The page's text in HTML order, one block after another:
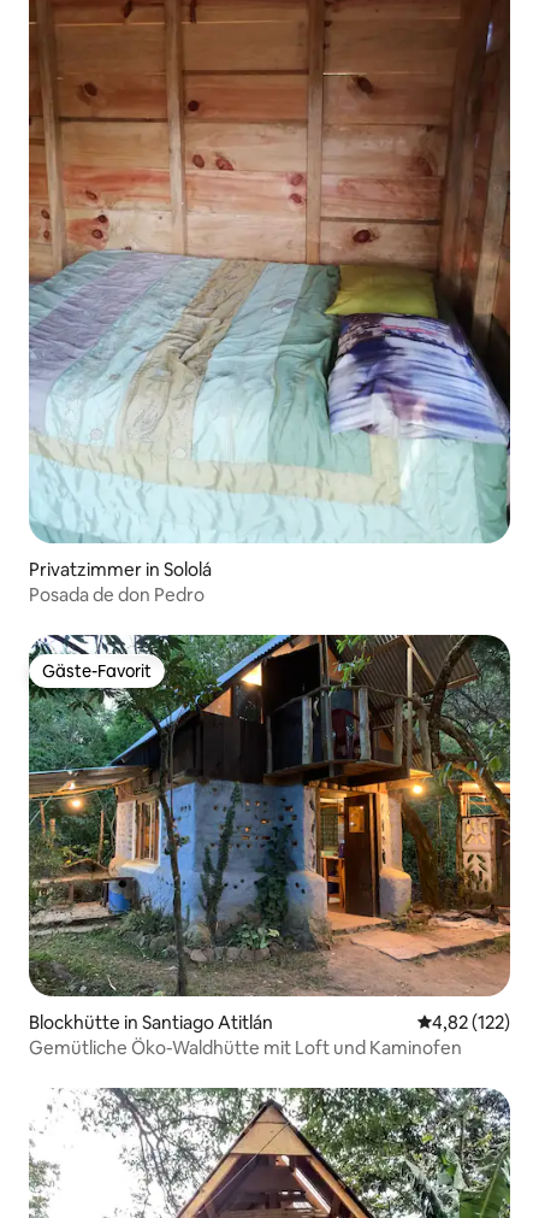
Privatzimmer in Sololá
Posada de don Pedro
Gäste-Favorit
Gäste-Favorit
Blockhütte in Santiago Atitlán
4,82 (122)
Gemütliche Öko-Waldhütte mit Loft und Kaminofen